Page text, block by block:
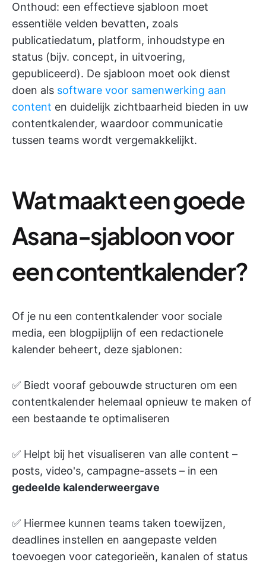
Onthoud: een effectieve sjabloon moet
essentiële velden bevatten, zoals
publicatiedatum, platform, inhoudstype en
status (bijv. concept, in uitvoering,
gepubliceerd). De sjabloon moet ook dienst
doen als software voor samenwerking aan
content en duidelijk zichtbaarheid bieden in uw
contentkalender, waardoor communicatie
tussen teams wordt vergemakkelijkt.
Wat maakt een goede
Asana-sjabloon voor
een contentkalender?
Of je nu een contentkalender voor sociale
media, een blogpijplijn of een redactionele
kalender beheert, deze sjablonen:
✅ Biedt vooraf gebouwde structuren om een
contentkalender helemaal opnieuw te maken of
een bestaande te optimaliseren
✅ Helpt bij het visualiseren van alle content –
posts, video's, campagne-assets – in een
gedeelde kalenderweergave
✅ Hiermee kunnen teams taken toewijzen,
deadlines instellen en aangepaste velden
toevoegen voor categorieën, kanalen of status